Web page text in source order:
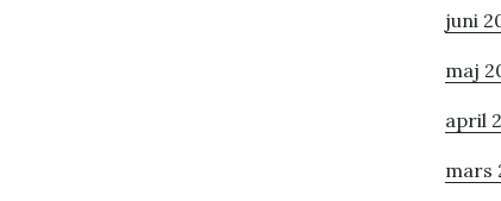
juni
maj
april
mars